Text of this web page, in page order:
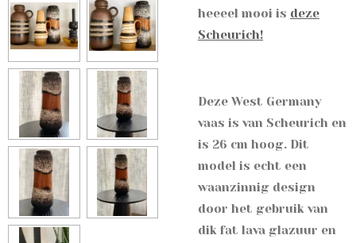
heeeel mooi is deze
Scheurich!
Deze West Germany
vaas is van Scheurich en
is 26 cm hoog. Dit
model is echt een
waanzinnig design
door het gebruik van
dik fat lava glazuur en